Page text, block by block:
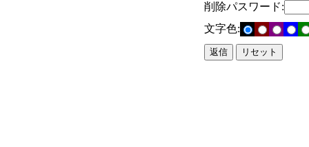
削除パスワード:
文字色: